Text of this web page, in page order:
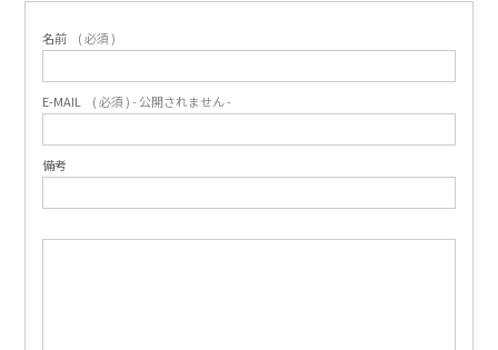
名前 ( 必須 )
E-MAIL ( 必須 ) - 公開されません -
備考